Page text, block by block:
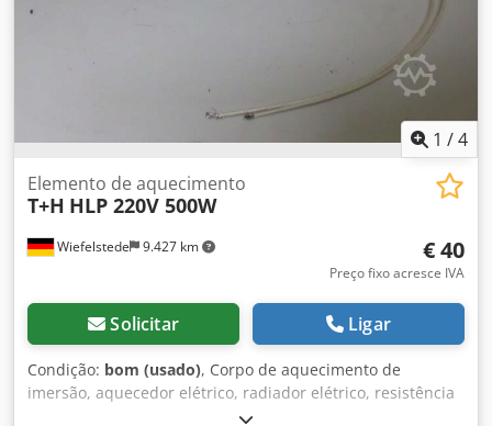
1 /4
Wiefelstede 9.427 km
Elemento de aquecimento
T+H HLP 220V 500W
€ 40
Preço fixo acresce IVA
Solicitar Ligar
Condição: bom (usado), Corpo de aquecimento de
imersão, aquecedor elétrico, radiador elétrico, resistência
de aquecimento, resistência tubular elétrica, elemento de